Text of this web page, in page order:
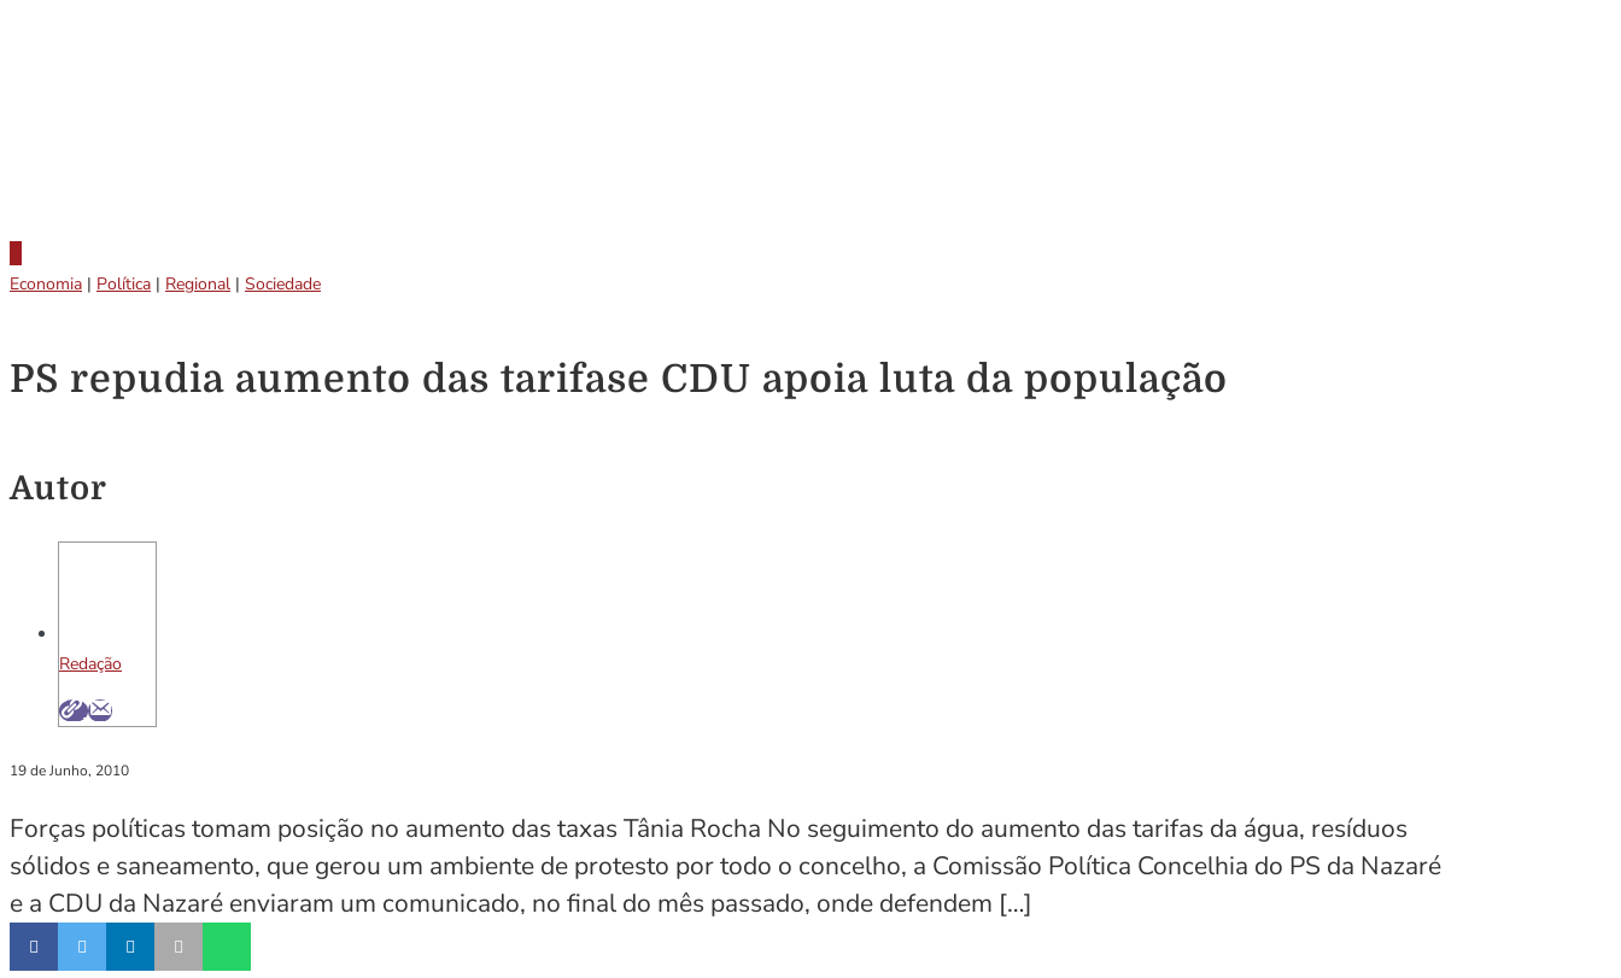
Economia | Política | Regional | Sociedade
PS repudia aumento das tarifase CDU apoia luta da população
Autor
Redação
19 de Junho, 2010
Forças políticas tomam posição no aumento das taxas Tânia Rocha No seguimento do aumento das tarifas da água, resíduos
sólidos e saneamento, que gerou um ambiente de protesto por todo o concelho, a Comissão Política Concelhia do PS da Nazaré
e a CDU da Nazaré enviaram um comunicado, no final do mês passado, onde defendem […]